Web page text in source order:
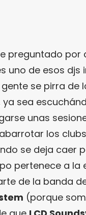
preguntado por
uno de esos djs
se pirra de
sea
unas
los
se deja caer
pertenece a la
de la banda
(porque